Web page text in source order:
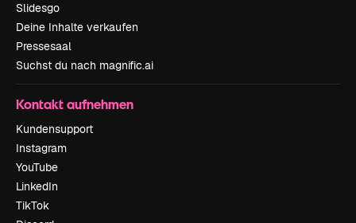
Slidesgo
Deine Inhalte verkaufen
Pressesaal
Suchst du nach magnific.ai
Kontakt aufnehmen
Kundensupport
Instagram
YouTube
LinkedIn
TikTok